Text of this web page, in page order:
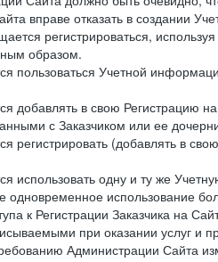
вправе отказать в создании
регистрироваться,
образом.
пользоваться Учетной
добавлять в свою Регистрацию
с Заказчиком или ее
регистрировать (добавлять в
использовать одну и ту же
одновременное использование
к Регистрации Заказчика на
при оказании услуг и
Администрации Сайта